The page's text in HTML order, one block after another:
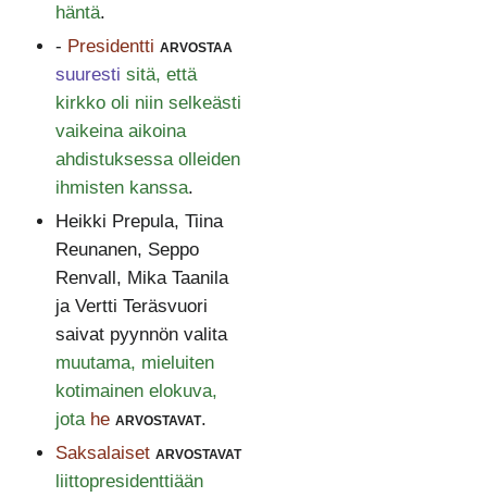
häntä.
- Presidentti arvostaa
suuresti sitä, että
kirkko oli niin selkeästi
vaikeina aikoina
ahdistuksessa olleiden
ihmisten kanssa.
Heikki Prepula, Tiina
Reunanen, Seppo
Renvall, Mika Taanila
ja Vertti Teräsvuori
saivat pyynnön valita
muutama, mieluiten
kotimainen elokuva,
jota he arvostavat.
Saksalaiset arvostavat
liittopresidenttiään